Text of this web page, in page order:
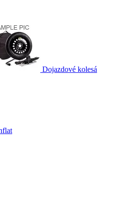
Dojazdové kolesá